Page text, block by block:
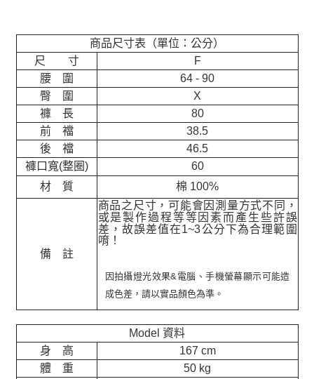
商品尺寸表（單位：公分）
尺 寸
F
腰 圍
64 - 90
臀 圍
X
褲 長
80
前 襠
38.5
後 襠
46.5
褲口寬(整圈)
60
材 質
棉 100%
備 註
商品之尺寸，可能會因測量方式不同，
或是製作過程等等因素而產生些許誤
差，故誤差值在1~3公分下為合理範圍
唷！
因拍攝燈光效果&電腦、手機螢幕顯示可能造
成色差，請以實品顏色為準。
Model 資料
身 高
167 cm
體 重
50 kg